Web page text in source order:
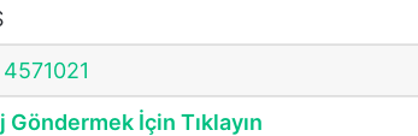
Göndermek İçin Tıklayın